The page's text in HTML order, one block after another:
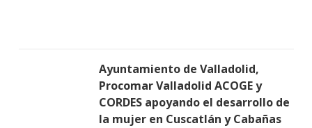
Ayuntamiento de Valladolid,
Procomar Valladolid ACOGE y
CORDES apoyando el desarrollo de
la mujer en Cuscatlán y Cabañas